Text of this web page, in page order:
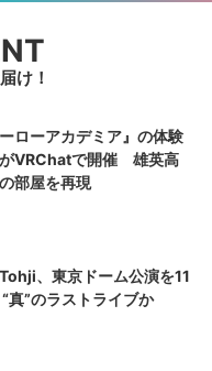
け！
ーローアカデミア』の体験
VRChatで開催 雄英高
部屋を再現
、東京ドーム公演を11
真”のラストライブか